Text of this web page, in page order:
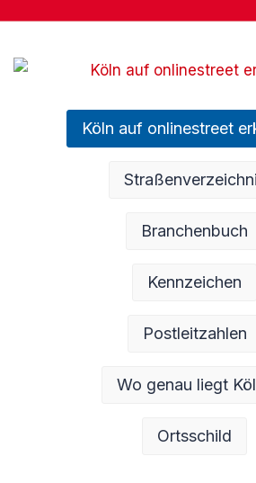
Köln auf onlinestreet
Branchenbuch
Kennzeichen
Postleitzahlen
Wo genau liegt
Ortsschild